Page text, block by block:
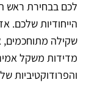
לכם בבחירת ראש
הייחודיות שלכם.
שקילה מתוחכמים,
מדידות משקל
והפרודוקטיביות